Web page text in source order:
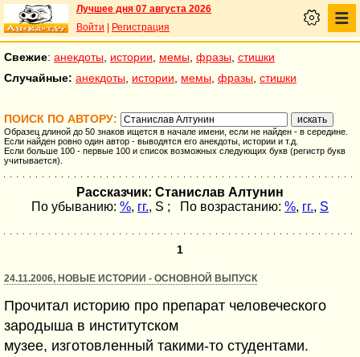
Лучшее дня 07 августа 2026
Войти
Регистрация
Свежие: анекдоты истории мемы фразы стишки
Случайные: анекдоты истории мемы фразы стишки
ПОИСК ПО АВТОРУ:
Образец длиной до 50 знаков ищется в начале имени, если не найден - в середине.
Если найден ровно один автор - выводятся его анекдоты, истории и т.д.
Если больше 100 - первые 100 и список возможных следующих букв (регистр букв
учитывается).
Рассказчик: Станислав Алтунин
По убыванию: %, гг., S ; По возрастанию: %, гг., S
1
24.11.2006, НОВЫЕ ИСТОРИИ - ОСНОВНОЙ ВЫПУСК
Прочитал историю про препарат человеческого
зародыша в институтском
музее, изготовленный такими-то студентами.